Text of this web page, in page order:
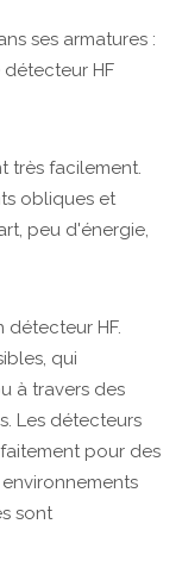
ses armatures :
HF
très facilement.
obliques et
peu d'énergie,
détecteur HF.
qui
à travers des
Les détecteurs
pour des
sont